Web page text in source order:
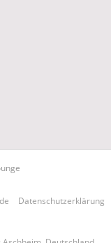
Datenschutzerklärung